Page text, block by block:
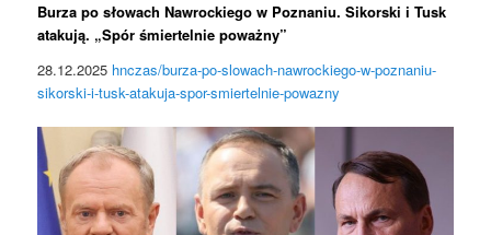
Burza po słowach Nawrockiego w Poznaniu. Sikorski i Tusk
atakują. „Spór śmiertelnie poważny”
28.12.2025 hnczas/burza-po-slowach-nawrockiego-w-poznaniu-
sikorski-i-tusk-atakuja-spor-smiertelnie-powazny